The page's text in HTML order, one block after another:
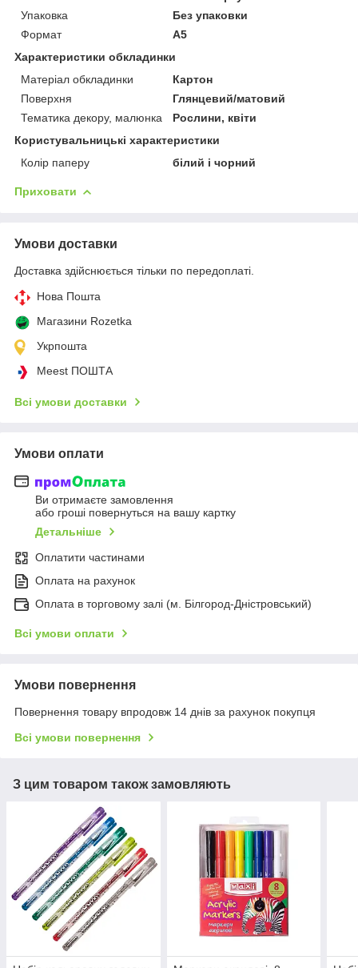
Упаковка
Без упаковки
Формат
A5
Характеристики обкладинки
Матеріал обкладинки
Картон
Поверхня
Глянцевий/матовий
Тематика декору, малюнка
Рослини, квіти
Користувальницькі характеристики
Колір паперу
білий і чорний
Приховати
Умови доставки
Доставка здійснюється тільки по передоплаті.
Нова Пошта
Магазини Rozetka
Укрпошта
Meest ПОШТА
Всі умови доставки
Умови оплати
Ви отримаєте замовлення
або гроші повернуться на вашу картку
Детальніше
Оплатити частинами
Оплата на рахунок
Оплата в торговому залі (м. Білгород-Дністровський)
Всі умови оплати
Умови повернення
Повернення товару впродовж 14 днів за рахунок покупця
Всі умови повернення
З цим товаром також замовляють